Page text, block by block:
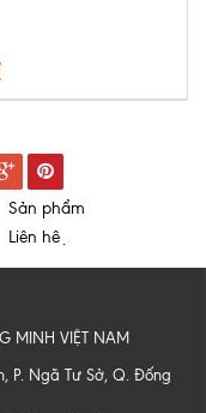
Sản phẩm
Liên hệ
MINH VIỆT NAM
P. Ngã Tư Sở, Q. Đống